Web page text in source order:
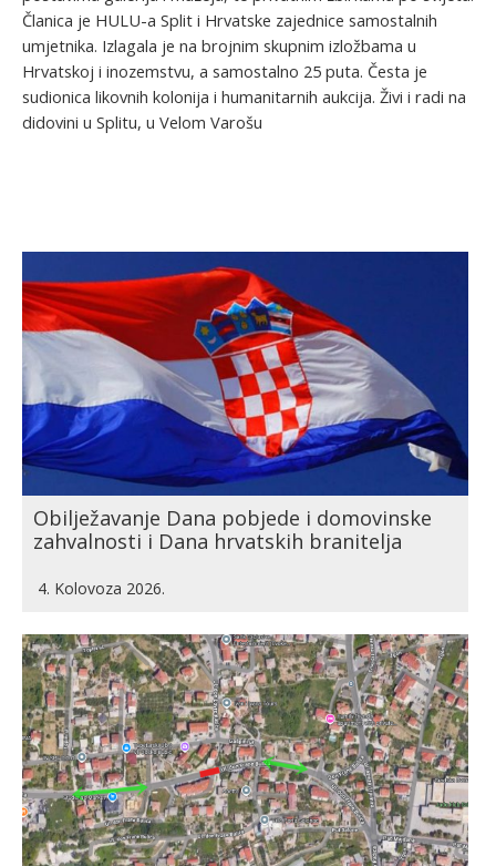
Članica je HULU-a Split i Hrvatske zajednice samostalnih
umjetnika. Izlagala je na brojnim skupnim izložbama u
Hrvatskoj i inozemstvu, a samostalno 25 puta. Česta je
sudionica likovnih kolonija i humanitarnih aukcija. Živi i radi na
didovini u Splitu, u Velom Varošu
Obilježavanje Dana pobjede i domovinske
zahvalnosti i Dana hrvatskih branitelja
4. Kolovoza 2026.